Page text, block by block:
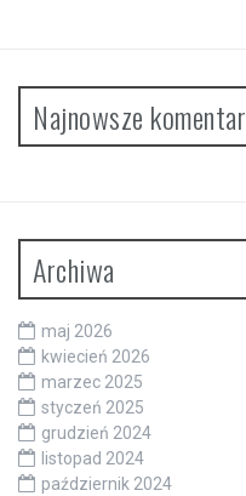
Najnowsze
Archiwa
maj 2026
kwiecień 2026
marzec 2025
styczeń 2025
grudzień 2024
listopad 2024
październik 2024